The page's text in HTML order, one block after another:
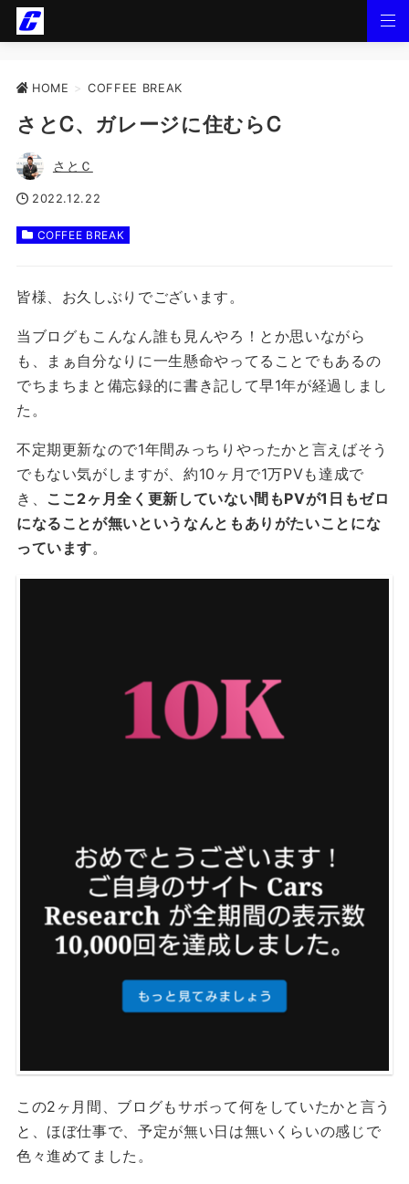
HOME > COFFEE BREAK
さとᏟ、ガレージに住むらᏟ
さとＣ
2022.12.22
COFFEE BREAK
皆様、お久しぶりでございます。
当ブログもこんなん誰も見んやろ！とか思いながら
も、まぁ自分なりに一生懸命やってることでもあるの
でちまちまと備忘録的に書き記して早1年が経過しまし
た。
不定期更新なので1年間みっちりやったかと言えばそう
でもない気がしますが、約10ヶ月で1万PVも達成で
き、 ここ2ヶ月全く更新していない間もPVが1日もゼロ
になることが無いというなんともありがたいことにな
っています。
この2ヶ月間、ブログもサボって何をしていたかと言う
と、ほぼ仕事で、予定が無い日は無いくらいの感じで
色々進めてました。